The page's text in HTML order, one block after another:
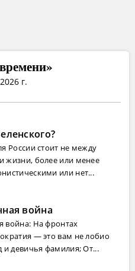
г.
России стоит не между
жизни, более или менее
или нет...
война
война: На фронтах
— это вам не лобио
и девичья фамилия; От...